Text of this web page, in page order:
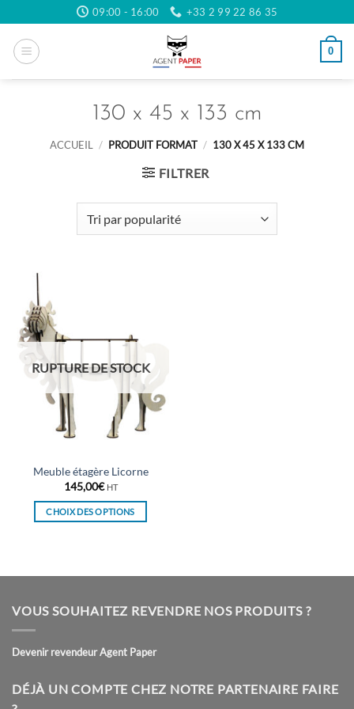
au
contenu
09:00 - 16:00 +33 2 99 22 86 35
0
130 x 45 x 133 cm
ACCUEIL / PRODUIT FORMAT / 130 X 45 X 133 CM
FILTRER
RUPTURE DE STOCK
Meuble étagère Licorne
145,00€ HT
CHOIX DES OPTIONS
plusieurs
Les
peuvent
sur
VOUS SOUHAITEZ REVENDRE NOS PRODUITS ?
Devenir revendeur Agent Paper
DÉJÀ UN COMPTE CHEZ NOTRE PARTENAIRE FAIRE